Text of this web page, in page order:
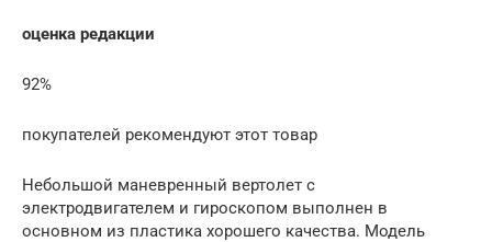
оценка редакции
92%
покупателей рекомендуют этот товар
Небольшой маневренный вертолет с
электродвигателем и гироскопом выполнен в
основном из пластика хорошего качества. Модель